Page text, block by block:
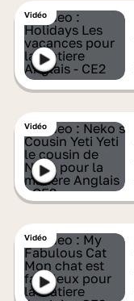
Vidéo
Vidéo
Vidéo